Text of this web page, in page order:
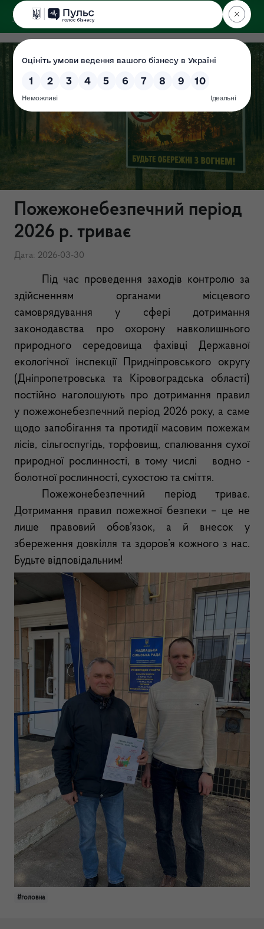
ДЕРЖЕКОІНСПЕКЦІЯ
Пожежонебезпечний період
2026 р. триває
Дата: 2026-03-30
Під час проведення заходів контролю за
здійсненням органами місцевого
самоврядування у сфері дотримання
законодавства про охорону навколишнього
природного середовища фахівці Державної
екологічної інспекції Придніпровського округу
(Дніпропетровська та Кіровоградська області)
постійно наголошують про дотримання правил
у пожежонебезпечний період 2026 року, а саме
щодо запобігання та протидії масовим пожежам
лісів, сільгоспугідь, торфовищ, спалювання сухої
природної рослинності, в тому числі водно -
болотної рослинності, сухостою та сміття.
Пожежонебезпечний період триває.
Дотримання правил пожежної безпеки – це не
лише правовий обов’язок, а й внесок у
збереження довкілля та здоров’я кожного з нас.
Будьте відповідальним!
#головна